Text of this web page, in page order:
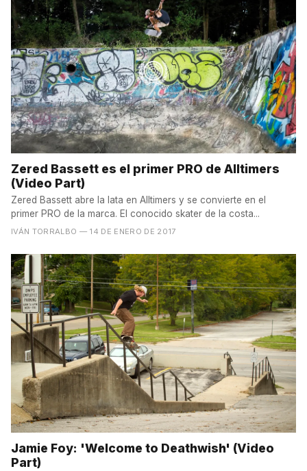
Zered Bassett es el primer PRO de Alltimers
(Video Part)
Zered Bassett abre la lata en Alltimers y se convierte en el
primer PRO de la marca. El conocido skater de la costa...
IVÁN TORRALBO — 14 DE ENERO DE 2017
Jamie Foy: 'Welcome to Deathwish' (Video
Part)